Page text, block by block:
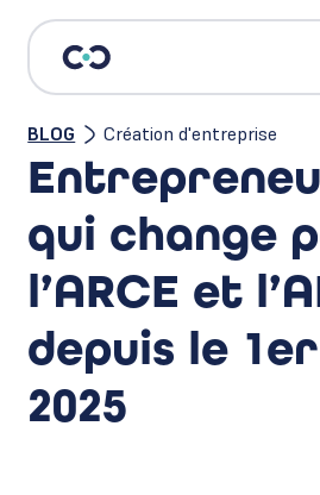
BLOG Création d'entreprise
qui change
l’ARCE et
depuis le
2025